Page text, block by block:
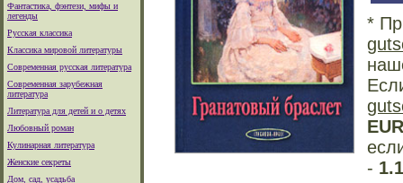
Фантастика, фэнтези, мифы и
легенды
Русская классика
Классика мировой литературы
Современная русская литература
Современная зарубежная
литература
Литература для детей и о детях
Любовный роман
Кулинарная литература
Женские секреты
Дом, сад, усадьба
*
EUR
-